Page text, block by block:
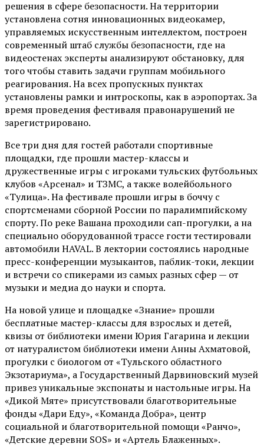
решения в сфере безопасности. На территории
установлена сотня инновационных видеокамер,
управляемых искусственным интеллектом, построен
современный штаб службы безопасности, где на
видеостенах эксперты анализируют обстановку, для
того чтобы ставить задачи группам мобильного
реагирования. На всех пропускных пунктах
установлены рамки и интроскопы, как в аэропортах. За
время проведения фестиваля правонарушений не
зарегистрировано.
Все три дня для гостей работали спортивные
площадки, где прошли мастер-классы и
дружественные игры с игроками тульских футбольных
клубов «Арсенал» и ТЗМС, а также волейбольного
«Тулица». На фестивале прошли игры в боччу с
спортсменами сборной России по паралимпийскому
спорту. По реке Вашана проходили сап-прогулки, а на
специально оборудованной трассе гости тестировали
автомобили HAVAL. В лектории состоялись народные
пресс-конференции музыкантов, паблик-токи, лекции
и встречи со спикерами из самых разных сфер — от
музыки и медиа до науки и спорта.
На новой улице и площадке «Знание» прошли
бесплатные мастер-классы для взрослых и детей,
квизы от библиотеки имени Юрия Гагарина и лекции
от натуралистом библиотеки имени Анны Ахматовой,
прогулки с биологом от «Тульского областного
Экзотариума», а Государственный Дарвиновский музей
привез уникальные экспонаты и настольные игры. На
«Дикой Мяте» присутствовали благотворительные
фонды «Дари Еду», «Команда Добра», центр
социальной и благотворительной помощи «Ранчо»,
«Детские деревни SOS» и «Артель Блаженных».